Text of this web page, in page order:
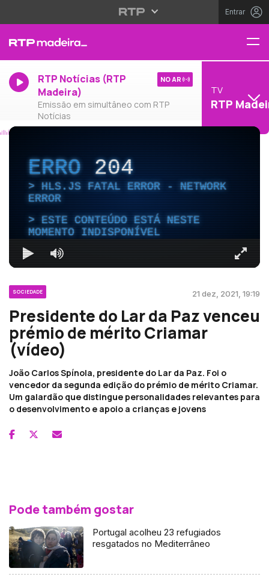
Entrar
RTP Notícias (RTP
Madeira)
Emissão em simultâneo com RTP
Notícias
NO AR
TV
RTP
ERRO204
HLS.JS FATAL ERROR - NETWORK
ERROR
ESTE CONTEÚDO ESTÁ NESTE
MOMENTO INDISPONÍVEL
SOCIEDADE 21 dez, 2021, 19:19
Presidente do Lar da Paz venceu
prémio de mérito Criamar
(vídeo)
João Carlos Spínola, presidente do Lar da Paz. Foi o
vencedor da segunda edição do prémio de mérito Criamar.
Um galardão que distingue personalidades relevantes para
o desenvolvimento e apoio a crianças e jovens
Pode também gostar
Portugal acolheu 23 refugiados
resgatados no Mediterrâneo